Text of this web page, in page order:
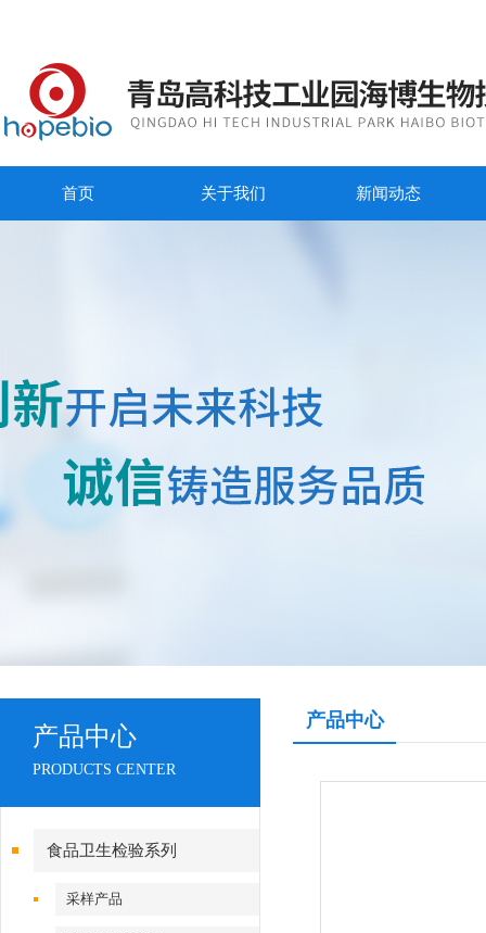
首页 关于我们 新闻动态
产品中心
PRODUCTS CENTER
食品卫生检验系列
采样产品
产品中心